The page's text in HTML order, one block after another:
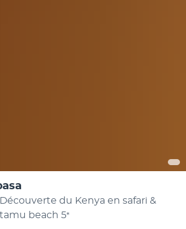
du Kenya en safari &
beach 5*